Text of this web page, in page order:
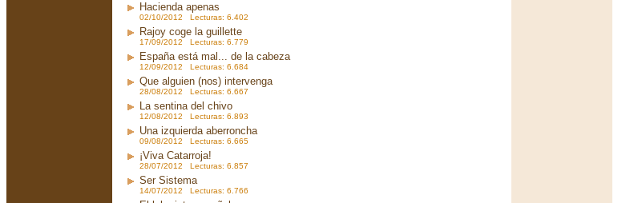
Hacienda apenas
02/10/2012 Lecturas: 6.402
Rajoy coge la guillette
17/09/2012 Lecturas: 6.779
España está mal... de la cabeza
12/09/2012 Lecturas: 6.684
Que alguien (nos) intervenga
28/08/2012 Lecturas: 6.667
La sentina del chivo
12/08/2012 Lecturas: 6.893
Una izquierda aberroncha
09/08/2012 Lecturas: 6.665
¡Viva Catarroja!
28/07/2012 Lecturas: 6.857
Ser Sistema
14/07/2012 Lecturas: 6.766